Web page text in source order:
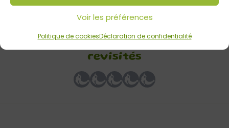
Voir les préférences
Politique de cookiesDéclaration de confidentialité
Votre avis sur
revisités